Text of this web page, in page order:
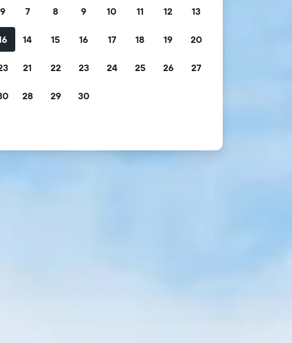
9 7 8 9 10 11 12 13
14 15 16 17 18 19 20
21 22 23 24 25 26 27
28 29 30